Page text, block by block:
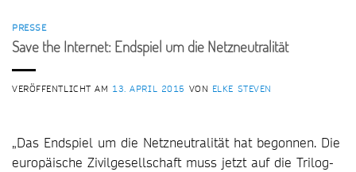
PRESSE
Save the Internet: Endspiel um die Netzneutralität
VERÖFFENTLICHT AM 13. APRIL 2015 VON ELKE STEVEN
„Das Endspiel um die Netzneutralität hat begonnen. Die
europäische Zivilgesellschaft muss jetzt auf die Trilog-